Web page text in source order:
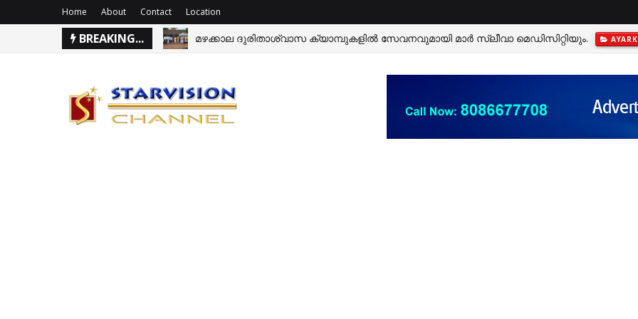
Home About Contact Location
BREAKING... വെള്ളപ്പൊക്കത്തില്‍ പശുക്കളെ നഷ്ടപ്പെട്ട ക്ഷീരകര്‍ഷകന് രണ്ട് പശുക്കളെ നല്‍കും TEEKOY